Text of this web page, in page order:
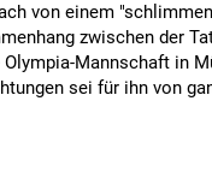
von einem "schlimmen
zwischen der
Mannschaft in
sei für ihn von